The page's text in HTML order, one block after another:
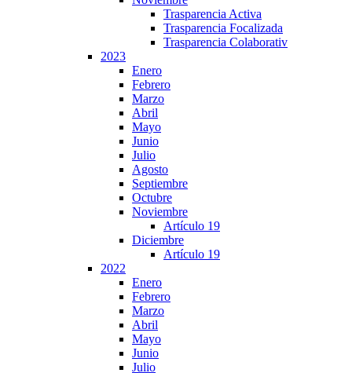
Trasparencia Activa
Trasparencia Focalizada
Trasparencia Colaborativ
2023
Enero
Febrero
Marzo
Abril
Mayo
Junio
Julio
Agosto
Septiembre
Octubre
Noviembre
Artículo 19
Diciembre
Artículo 19
2022
Enero
Febrero
Marzo
Abril
Mayo
Junio
Julio